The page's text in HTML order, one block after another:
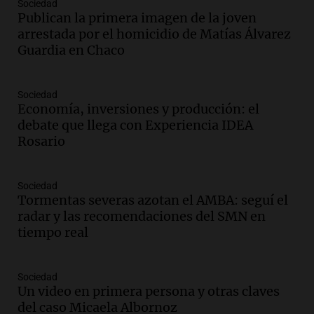
organizador de la gira de Juan Pablo II
recordó el desafío logístico
Viva la Radio
Episodios
la Policía Federal en Córdoba por
irregularidades en procedimientos
Panorama Federal
Episodios
mantiene la residencia de la UNC
Gajes del Oficio
Episodios
Audio.
Altas Cumbres
Panorama Federal
Episodios
Sociedad
Publican la primera imagen de la joven
arrestada por el homicidio de Matías Álvarez
Guardia en Chaco
Sociedad
Economía, inversiones y producción: el
debate que llega con Experiencia IDEA
Rosario
Sociedad
Tormentas severas azotan el AMBA: seguí el
radar y las recomendaciones del SMN en
tiempo real
Sociedad
Un video en primera persona y otras claves
del caso Micaela Albornoz